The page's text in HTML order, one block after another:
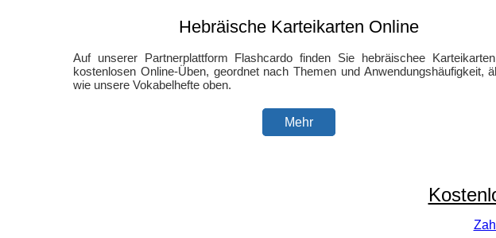
Hebräische Karteikarten Online
Auf unserer Partnerplattform Flashcardo finden Sie hebräischee
kostenlosen Online-Üben, geordnet nach Themen und Anwendungshäufigkeit,
wie unsere Vokabelhefte oben.
Mehr